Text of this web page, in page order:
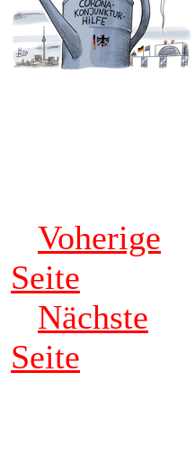
Voherige
Seite
Nächste
Seite